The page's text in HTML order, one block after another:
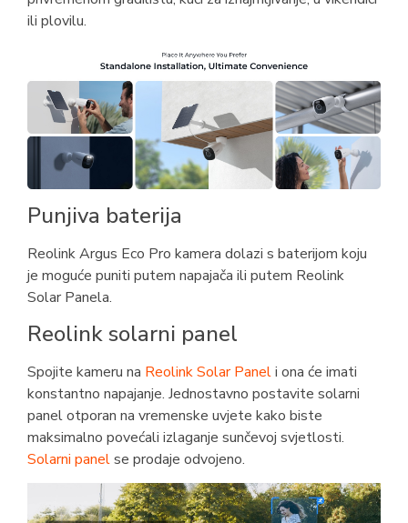
ili plovilu.
Punjiva baterija
Reolink Argus Eco Pro kamera dolazi s baterijom koju
je moguće puniti putem napajača ili putem Reolink
Solar Panela.
Reolink solarni panel
Spojite kameru na Reolink Solar Paneli ona će imati
konstantno napajanje. Jednostavno postavite solarni
panel otporan na vremenske uvjete kako biste
maksimalno povećali izlaganje sunčevoj svjetlosti.
Solarni panelse prodaje odvojeno.